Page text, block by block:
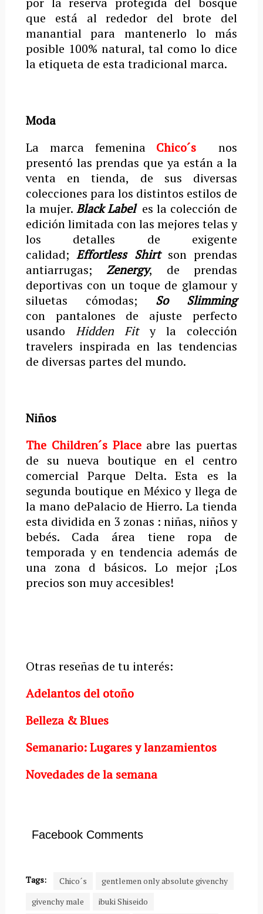
que está al rededor del brote del
manantial para mantenerlo lo más
posible 100% natural, tal como lo dice
la etiqueta de esta tradicional marca.
Moda
La marca femenina Chico´s
nos
presentó las prendas que ya están a la
venta en tienda, de sus diversas
colecciones para los distintos estilos de
la mujer. Black Label es la colección de
edición limitada con las mejores telas y
los detalles de exigente
calidad;Effortless Shirt son prendas
antiarrugas;Zenergy, de prendas
deportivas con un toque de glamour y
siluetas cómodas; So Slimming
con pantalones de ajuste perfecto
usando Hidden Fity la colección
travelers inspirada en las tendencias
de diversas partes del mundo.
Niños
The Children´s Place abre las puertas
de su nueva boutique en el centro
comercial Parque Delta. Esta es la
segunda boutique en México y llega de
la mano dePalacio de Hierro. La tienda
esta dividida en 3 zonas : niñas, niños y
bebés. Cada área tiene ropa de
temporada y en tendencia además de
una zona d básicos. Lo mejor ¡Los
precios son muy accesibles!
Otras reseñas de tu interés:
Adelantos del otoño
Belleza & Blues
Semanario: Lugares y lanzamientos
Novedades de la semana
Facebook Comments
Tags: Chico´s
gentlemen only absolute givenchy
givenchy male
ibuki Shiseido